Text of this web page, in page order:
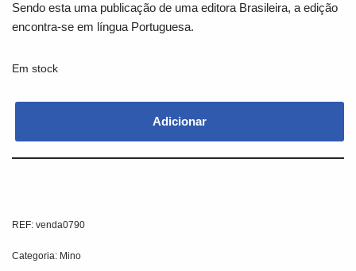
Sendo esta uma publicação de uma editora Brasileira, a edição
encontra-se em língua Portuguesa.
Em stock
Adicionar
REF: venda0790
Categoria: Mino